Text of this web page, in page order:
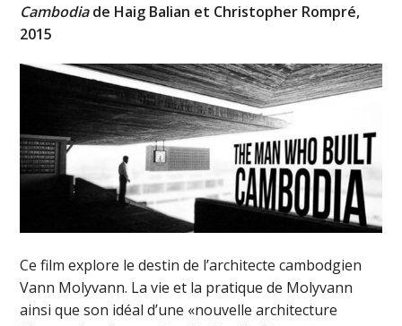
Cambodiade Haig Balian et Christopher Rompré,
2015
Ce film explore le destin de l’architecte cambodgien
Vann Molyvann. La vie et la pratique de Molyvann
ainsi que son idéal d’une «nouvelle architecture